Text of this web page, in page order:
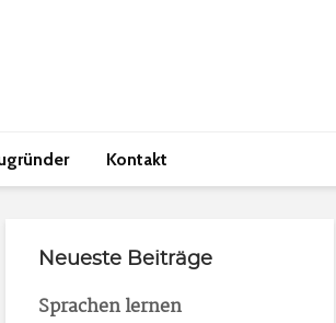
Kontakt
Neueste Beiträge
Sprachen lernen